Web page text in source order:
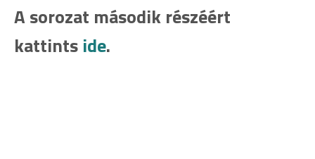
A sorozat második részéért
kattints ide.